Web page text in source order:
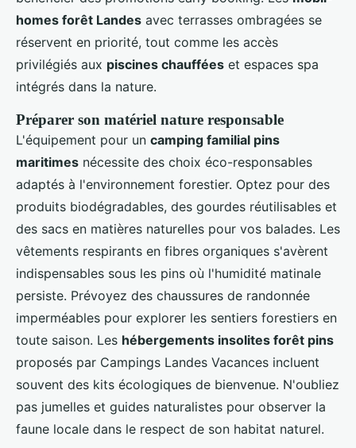
homes forêt Landes avec terrasses ombragées se
réservent en priorité, tout comme les accès
privilégiés aux piscines chauffées et espaces spa
intégrés dans la nature.
Préparer son matériel nature responsable
L'équipement pour un camping familial pins
maritimes nécessite des choix éco-responsables
adaptés à l'environnement forestier. Optez pour des
produits biodégradables, des gourdes réutilisables et
des sacs en matières naturelles pour vos balades. Les
vêtements respirants en fibres organiques s'avèrent
indispensables sous les pins où l'humidité matinale
persiste. Prévoyez des chaussures de randonnée
imperméables pour explorer les sentiers forestiers en
toute saison. Les hébergements insolites forêt pins
proposés par Campings Landes Vacances incluent
souvent des kits écologiques de bienvenue. N'oubliez
pas jumelles et guides naturalistes pour observer la
faune locale dans le respect de son habitat naturel.